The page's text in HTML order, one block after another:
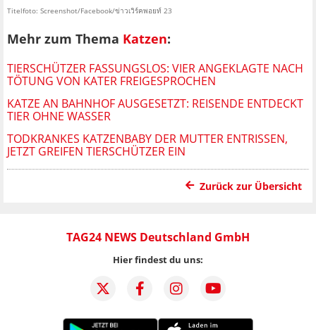
Titelfoto: Screenshot/Facebook/ข่าวเวิร์คพอยท์ 23
Mehr zum Thema Katzen:
TIERSCHÜTZER FASSUNGSLOS: VIER ANGEKLAGTE NACH
TÖTUNG VON KATER FREIGESPROCHEN
KATZE AN BAHNHOF AUSGESETZT: REISENDE ENTDECKT
TIER OHNE WASSER
TODKRANKES KATZENBABY DER MUTTER ENTRISSEN,
JETZT GREIFEN TIERSCHÜTZER EIN
Zurück zur Übersicht
TAG24 NEWS Deutschland GmbH
Hier findest du uns: